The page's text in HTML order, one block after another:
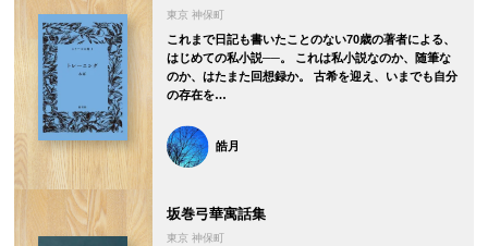
東京 神保町
これまで日記も書いたことのない70歳の著者による、
はじめての私小説──。 これは私小説なのか、随筆な
のか、はたまた回想録か。 古希を迎え、いまでも自分
の存在を…
皓月
坂巻弓華寓話集
東京 神保町